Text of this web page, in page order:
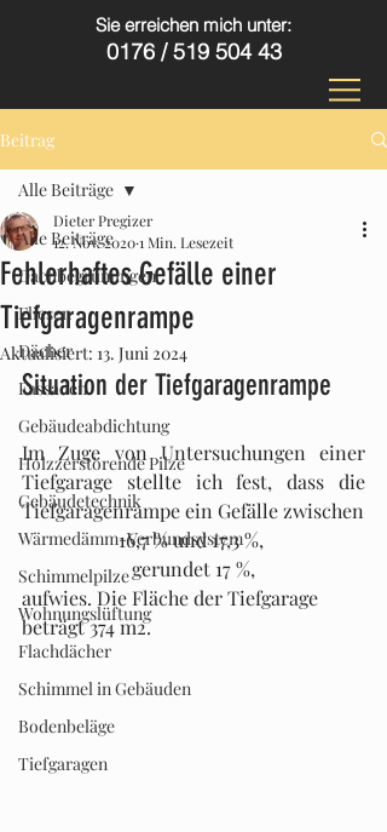
Sie erreichen mich unter:
0176 /519 504 43
Beitrag
Alle Beiträge
Dachbegrünungen
Fliesen
Dächer
Fassaden
Gebäudeabdichtung
Holzzerstörende Pilze
Gebäudetechnik
Wärmedämm-Verbundsystem
Schimmelpilze
Wohnungslüftung
Flachdächer
Schimmel in Gebäuden
Bodenbeläge
Tiefgaragen
Alle Beiträge
Fehlerhaftes Gefälle einer
Tiefgaragenrampe
Dieter Pregizer
12. Nov. 20201 Min. Lesezeit
Aktualisiert: 13. Juni 2024
Situation der Tiefgaragenrampe
Im Zuge von Untersuchungen einer
Tiefgarage stellte ich fest, dass die
16,7 % und 17,3 %,
gerundet 17 %,
aufwies. Die Fläche der Tiefgarage
beträgt 374 m2.